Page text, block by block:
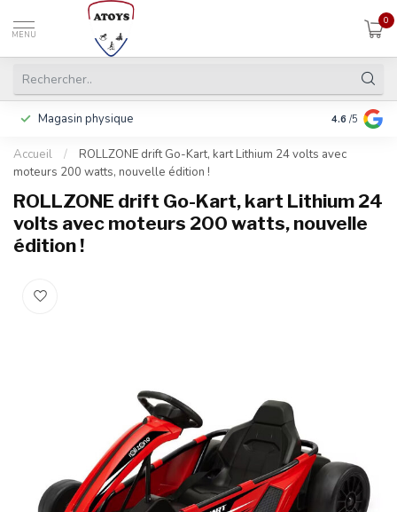
MENU
0
Magasin physique Payer en 3
4.6 /5
Accueil /
ROLLZONE drift Go-Kart, kart Lithium 24 volts avec
moteurs 200 watts, nouvelle édition !
ROLLZONE drift Go-Kart, kart Lithium 24
volts avec moteurs 200 watts, nouvelle
édition !